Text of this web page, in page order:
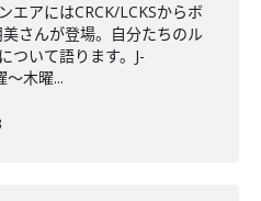
エアにはCRCK/LCKSからボ
さんが登場。自分たちのル
ついて語ります。J-
～木曜...